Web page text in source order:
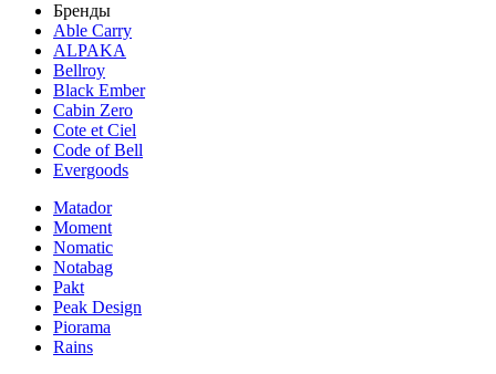
Бренды
Able Carry
ALPAKA
Bellroy
Black Ember
Cabin Zero
Cote et Ciel
Code of Bell
Evergoods
Matador
Moment
Nomatic
Notabag
Pakt
Peak Design
Piorama
Rains